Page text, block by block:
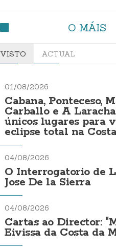
O MÁIS
VISTO ACTUAL
01/08/2026
Cabana, Ponteceso,
Carballo e A
únicos lugares para
eclipse total na
04/08/2026
O Interrogatorio de
Jose De la Sierra
04/08/2026
Cartas ao Director:
Eivissa da Costa da